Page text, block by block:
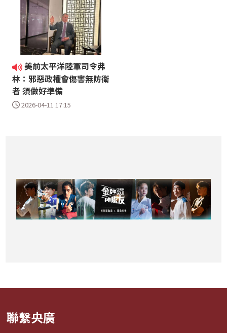
美前太平洋陸軍司令弗
林：邪惡政權會傷害無防衛
者 須做好準備
2026-04-11 17:15
聯繫央廣